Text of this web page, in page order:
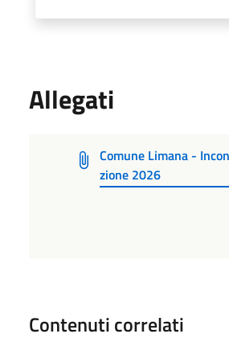
Allegati
Comune Limana -
zione 2026
Contenuti correlati